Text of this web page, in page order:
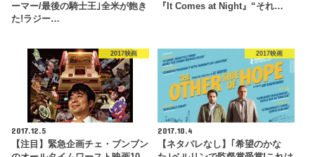
ーマー/最後の騎士王｣全米が飽き
た!ラジー…
『It Comes at Night』“それ…
2017映画
2017.12.5
【注目】緊急企画チェ・ブンブン
2017映画
2017.10.4
【ネタバレなし】｢希望のかな